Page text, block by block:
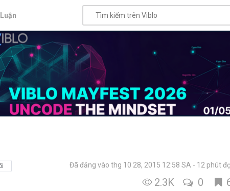
Đã đăng vào thg 10 28, 2015 12:58 SA 12 phút
2.3K 0